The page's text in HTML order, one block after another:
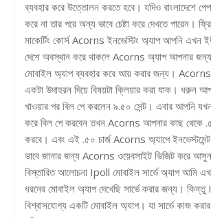
ব্যবহার করে উত্তোলন করতে হবে। যদিও বাংলাদেশে
করে না তার পরে অন্য ভাবে চেষ্টা করে দেখতে পারেন।
মাকের্টিং কোর্স Acorns ইনভেস্টিং অ্যাপ আপনি এখন
দেশে অবস্থান করে থাকলে Acorns অ্যাপ আপনার
মোবাইল অ্যাপ ব্যবহার করে আয় করার জন্য।
একটা উদাহরন দিয়ে বিষয়টা ক্লিয়ার করা যাক। ধরুন
খাওয়ার পর বিল পে করলেন ৯.৫০ সেন্ট। এবার আপনি যখন
করে বিল পে করবেন তখন Acorns আপনার কাছ থেকে .৫০
করবে। এবং এই .৫০ চার্জ Acorns অ্যাপে ইনভেস্টমেন্ট
ভাবে জানার জন্য Acorns ওয়েবসাইট ভিজিট করে
বিস্তারিত আলোচনা Ipoll মোবাইল সার্ভে অ্যাপ আমি
ধরনের মোবাইল অ্যাপ দেখেছি সার্ভে করার জন্য। কিন্তু
বিশ্বাসযোগ্য একটি মোবাইল অ্যাপ। যা সার্ভে কাজ